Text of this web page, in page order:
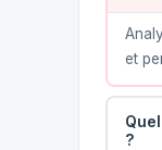
et
?